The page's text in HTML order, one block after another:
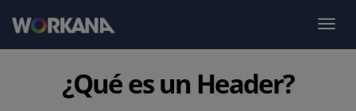
¿Qué es un Header?